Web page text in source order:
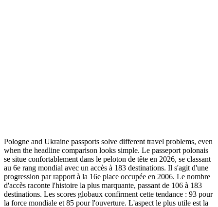
Pologne and Ukraine passports solve different travel problems, even
when the headline comparison looks simple. Le passeport polonais
se situe confortablement dans le peloton de tête en 2026, se classant
au 6e rang mondial avec un accès à 183 destinations. Il s'agit d'une
progression par rapport à la 16e place occupée en 2006. Le nombre
d'accès raconte l'histoire la plus marquante, passant de 106 à 183
destinations. Les scores globaux confirment cette tendance : 93 pour
la force mondiale et 85 pour l'ouverture. L'aspect le plus utile est la